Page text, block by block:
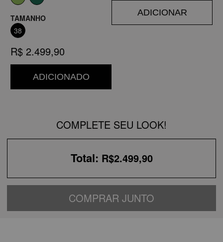
TAMANHO
38
R$ 2.499,90
ADICIONADO
ADICIONAR
COMPLETE SEU LOOK!
Total: R$2.499,90
COMPRAR JUNTO